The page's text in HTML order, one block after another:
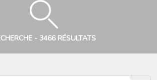
- 3466 RÉSULTATS